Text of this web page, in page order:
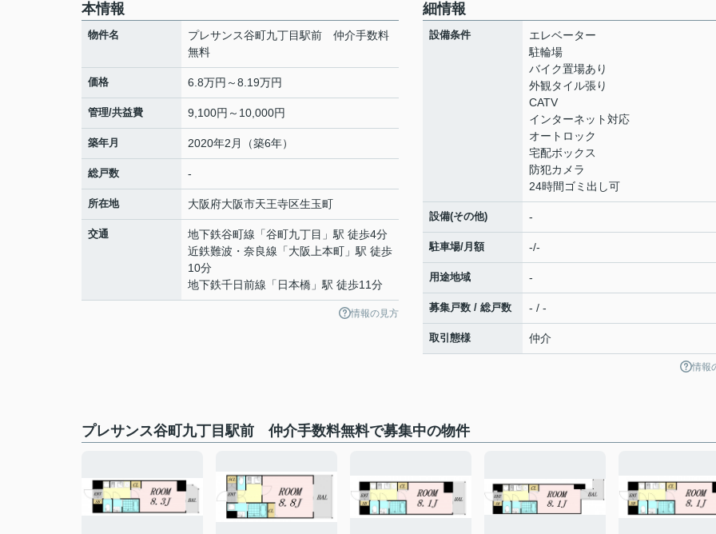
本情報
物件名
プレサンス谷町九丁目駅前 仲介手数料
無料
価格 6.8万円～8.19万円
管理/共益費 9,100円～10,000円
築年月 2020年2月（築6年）
総戸数 -
所在地 大阪府大阪市天王寺区生玉町
交通 地下鉄谷町線 「谷町九丁目 」駅 徒歩4分
近鉄難波・奈良線 「大阪上本町 」駅 徒歩
10分
地下鉄千日前線 「 日本橋 」駅 徒歩11分
情報の見方
細情報
設備条件
エレベーター
駐輪場
バイク置場あり
外観タイル張り
CATV
インターネット対応
オートロック
宅配ボックス
防犯カメラ
24時間ゴミ出し可
設備(その他) -
駐車場/月額 -/-
用途地域 -
募集戸数 / 総戸数 - / -
取引態様 仲介
情報
プレサンス谷町九丁目駅前 仲介手数料無料で募集中の物件